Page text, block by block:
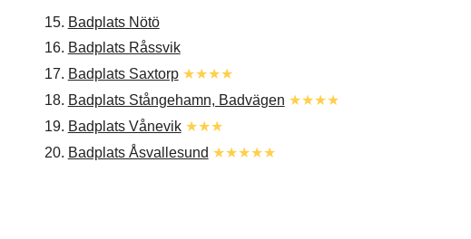
15. Badplats Nötö
16. Badplats Råssvik
17. Badplats Saxtorp ★★★★
18. Badplats Stångehamn, Badvägen ★★★★
19. Badplats Vånevik ★★★
20. Badplats Åsvallesund ★★★★★